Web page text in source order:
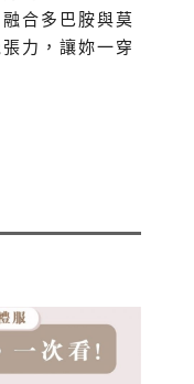
合多巴胺與莫
力，讓妳一穿